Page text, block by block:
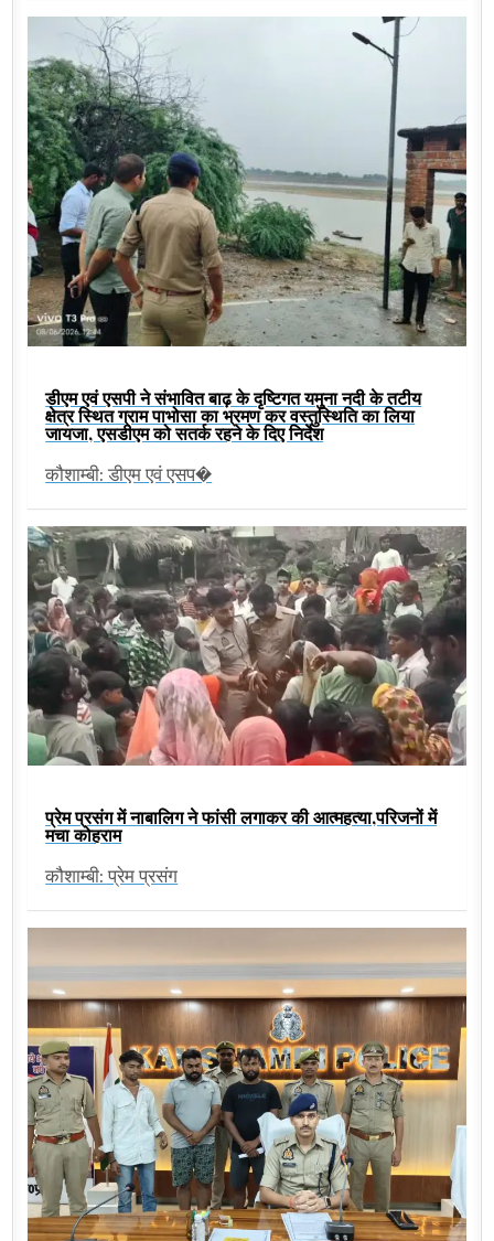
डीएम एवं एसपी ने संभावित बाढ़ के दृष्टिगत यमुना नदी के तटीय
क्षेत्र स्थित ग्राम पाभोसा का भ्रमण कर वस्तुस्थिति का लिया
जायजा, एसडीएम को सतर्क रहने के दिए निर्देश
कौशाम्बी: डीएम एवं एसप�
प्रेम प्रसंग में नाबालिग ने फांसी लगाकर की आत्महत्या,परिजनों में
मचा कोहराम
कौशाम्बी: प्रेम प्रसंग